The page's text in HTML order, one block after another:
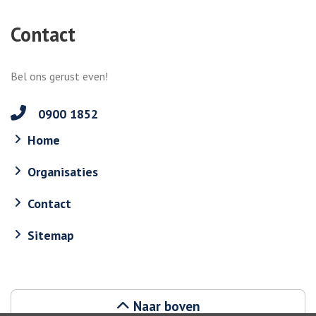
Contact
Bel ons gerust even!
0900 1852
Home
Organisaties
Contact
Sitemap
Naar boven